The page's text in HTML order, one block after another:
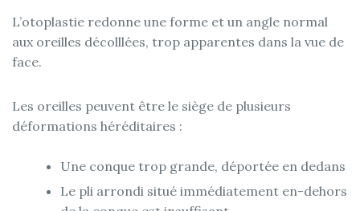
L’otoplastie redonne une forme et un angle normal
aux oreilles décolllées, trop apparentes dans la vue de
face.
Les oreilles peuvent être le siège de plusieurs
déformations héréditaires :
Une conque trop grande, déportée en dedans
Le pli arrondi situé immédiatement en-dehors